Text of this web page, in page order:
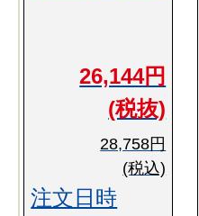
26,144円
(税抜)
28,758円
(税込)
注文日時